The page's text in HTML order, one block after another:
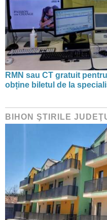
RMN sau CT gratuit
obține biletul de la
BIHON ŞTIRILE